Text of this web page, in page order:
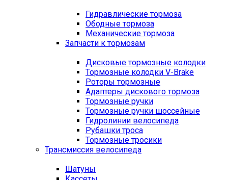
Гидравлические тормоза
Ободные тормоза
Механические тормоза
Запчасти к тормозам
Дисковые тормозные колодки
Тормозные колодки V-Brake
Роторы тормозные
Адаптеры дискового тормоза
Тормозные ручки
Тормозные ручки шоссейные
Гидролинии велосипеда
Рубашки троса
Тормозные тросики
Трансмиссия велосипеда
Шатуны